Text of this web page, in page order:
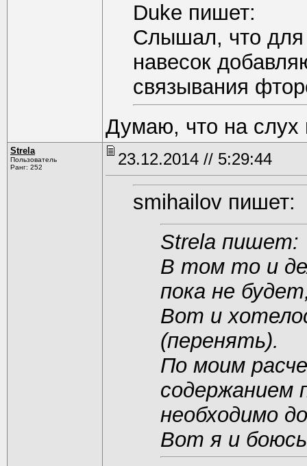
Duke пишет:
Слышал, что для
навесок
связывания
Думаю, что на слух
Strela
Пользователь
Ранг: 252
23.12.2014 // 5:29:44
smihаilоv пишет:
Strela пишет:
В том то и
пока не
Вот и
(перенять).
По моим
содержанием
необходимо
Вот я и